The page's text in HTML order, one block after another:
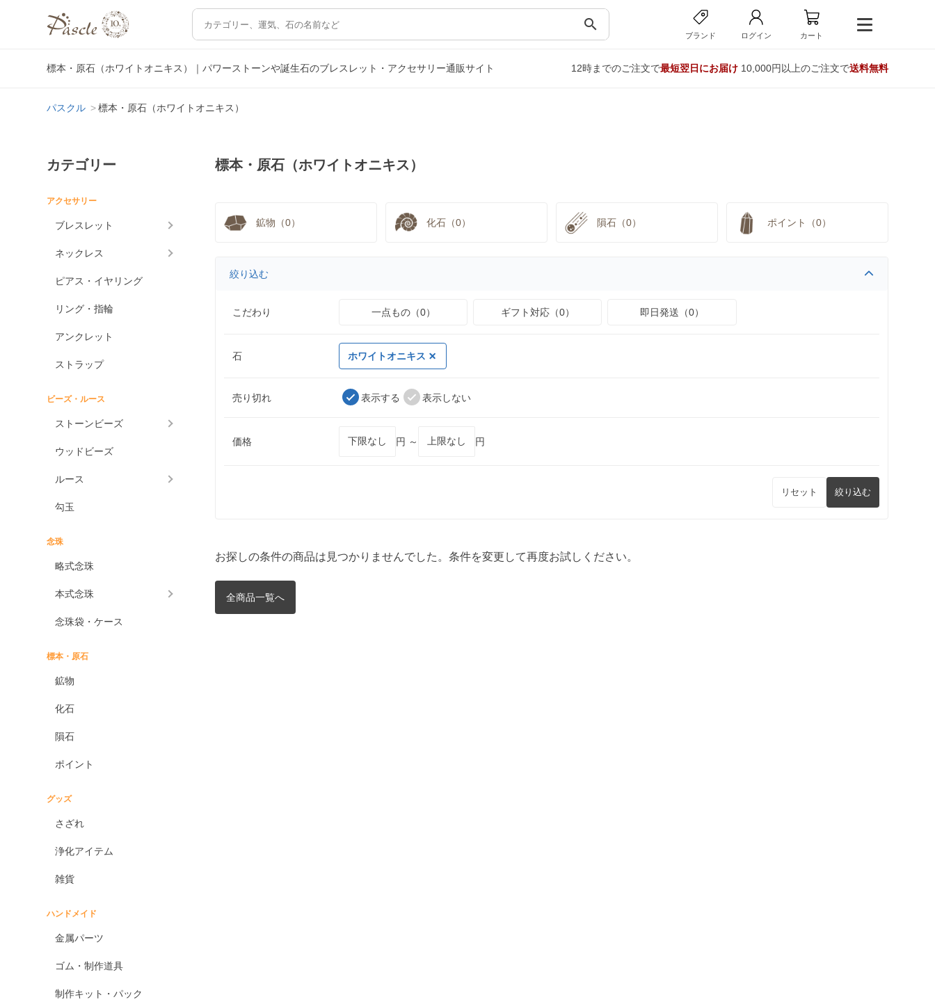
search
ブランド ログイン カート
標本・原石（ホワイトオニキス）｜パワーストーンや誕生石のブレスレット・アクセサリー通販サイト 12時までのご注文で最短翌日にお届け10,000円以上のご注文で送料無料
パスクル 標本・原石（ホワイトオニキス）
カテゴリー
アクセサリー
ブレスレット
ネックレス
ピアス・イヤリング
リング・指輪
アンクレット
ストラップ
ビーズ・ルース
ストーンビーズ
ウッドビーズ
ルース
勾玉
念珠
略式念珠
本式念珠
念珠袋・ケース
標本・原石
鉱物
化石
隕石
ポイント
グッズ
さざれ
浄化アイテム
雑貨
ハンドメイド
金属パーツ
ゴム・制作道具
制作キット・パック
標本・原石（ホワイトオニキス）
鉱物（0） 化石（0） 隕石（0） ポイント（0）
絞り込む
こだわり 一点もの（0） ギフト対応（0） 即日発送（0）
石 ホワイトオニキス
売り切れ 表示する 表示しない
価格 円 ～ 円
リセット 絞り込む
お探しの条件の商品は見つかりませんでした。条件を変更して再度お試しください。
全商品一覧へ